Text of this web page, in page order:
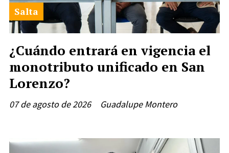
¿Cuándo entrará en vigencia el
monotributo unificado en San
Lorenzo?
Guadalupe Montero
Salta
07 de agosto de 2026